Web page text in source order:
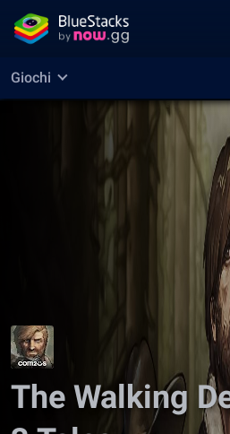
Giochi
The Walking